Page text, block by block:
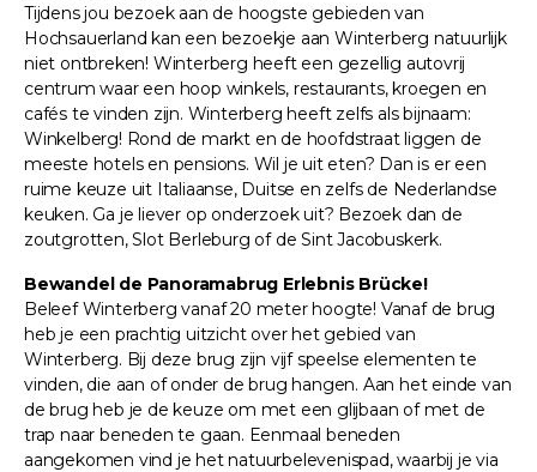
Tijdens jou bezoek aan de hoogste gebieden van
Hochsauerland kan een bezoekje aan Winterberg natuurlijk
niet ontbreken! Winterberg heeft een gezellig autovrij
centrum waar een hoop winkels, restaurants, kroegen en
cafés te vinden zijn. Winterberg heeft zelfs als bijnaam:
Winkelberg! Rond de markt en de hoofdstraat liggen de
meeste hotels en pensions. Wil je uit eten? Dan is er een
ruime keuze uit Italiaanse, Duitse en zelfs de Nederlandse
keuken. Ga je liever op onderzoek uit? Bezoek dan de
zoutgrotten, Slot Berleburg of de Sint Jacobuskerk.
Bewandel de Panoramabrug Erlebnis Brücke!
Beleef Winterberg vanaf 20 meter hoogte! Vanaf de brug
heb je een prachtig uitzicht over het gebied van
Winterberg. Bij deze brug zijn vijf speelse elementen te
vinden, die aan of onder de brug hangen. Aan het einde van
de brug heb je de keuze om met een glijbaan of met de
trap naar beneden te gaan. Eenmaal beneden
aangekomen vind je het natuurbelevenispad, waarbij je via